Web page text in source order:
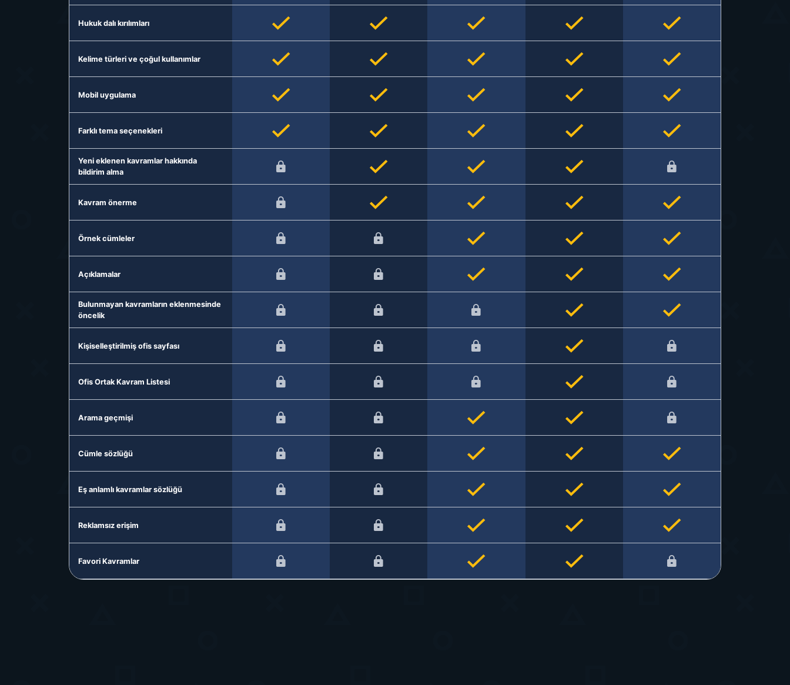
Hukuk dalı kırılımları
Kelime türleri ve çoğul kullanımlar
Mobil uygulama
Farklı tema seçenekleri
Yeni eklenen kavramlar hakkında
bildirim alma
Kavram önerme
Örnek cümleler
Açıklamalar
Bulunmayan kavramların eklenmesinde
öncelik
Kişiselleştirilmiş ofis sayfası
Ofis Ortak Kavram Listesi
Arama geçmişi
Cümle sözlüğü
Eş anlamlı kavramlar sözlüğü
Reklamsız erişim
Favori Kavramlar